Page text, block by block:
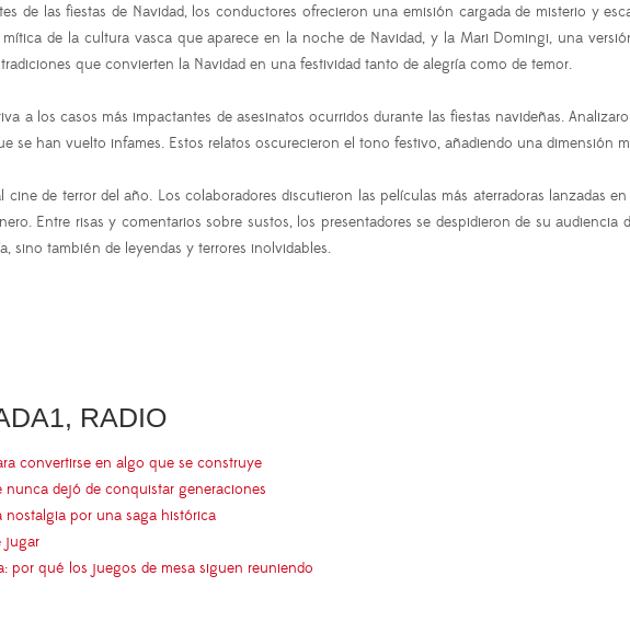
de las fiestas de Navidad, los conductores ofrecieron una emisión cargada de misterio y
de la cultura vasca que aparece en la noche de Navidad, y la Mari Domingi, una
que convierten la Navidad en una festividad tanto de alegría como de temor.
a los casos más impactantes de asesinatos ocurridos durante las fiestas navideñas.
se han vuelto infames. Estos relatos oscurecieron el tono festivo, añadiendo una dimensión
cine de terror del año. Los colaboradores discutieron las películas más aterradoras lanzadas
Entre risas y comentarios sobre sustos, los presentadores se despidieron de su audiencia
sino también de leyendas y terrores inolvidables.
RADIO
convertirse en algo que se construye
dejó de conquistar generaciones
nostalgia por una saga histórica
jugar
por qué los juegos de mesa siguen reuniendo